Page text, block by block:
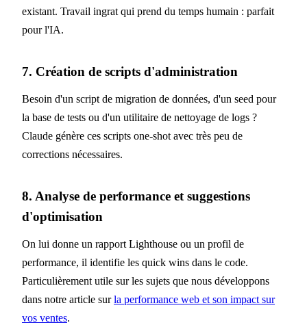
existant. Travail ingrat qui prend du temps humain : parfait
pour l'IA.
7. Création de scripts d'administration
Besoin d'un script de migration de données, d'un seed pour
la base de tests ou d'un utilitaire de nettoyage de logs ?
Claude génère ces scripts one-shot avec très peu de
corrections nécessaires.
8. Analyse de performance et suggestions
d'optimisation
On lui donne un rapport Lighthouse ou un profil de
performance, il identifie les quick wins dans le code.
Particulièrement utile sur les sujets que nous développons
dans notre article surla performance web et son impact sur
vos ventes.